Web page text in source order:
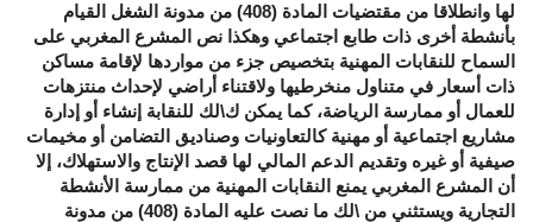
لها وانطلاقا من مقتضيات المادة (408) من مدونة الشغل القيام
بأنشطة أخرى ذات طابع اجتماعي وهكذا نص المشرع المغربي على
السماح للنقابات المهنية بتخصيص جزء من مواردها لإقامة مساكن
ذات أسعار في متناول منخرطيها ولاقتناء أراضي لإحداث منتزهات
للعمال أو ممارسة الرياضة، كما يمكن ك\لك للنقابة إنشاء أو إدارة
مشاريع اجتماعية أو مهنية كالتعاونيات وصناديق التضامن أو مخيمات
صيفية أو غيره وتقديم الدعم المالي لها قصد الإنتاج والاستهلاك، إلا
أن المشرع المغربي يمنع النقابات المهنية من ممارسة الأنشطة
التجارية ويستثني من \لك ما نصت عليه المادة (408) من مدونة